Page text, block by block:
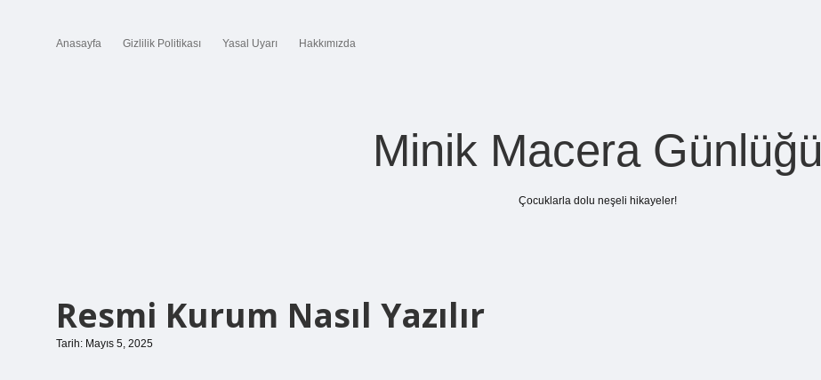
Anasayfa Gizlilik Politikası Yasal Uyarı Hakkımızda
Minik Macera Günlüğü
Çocuklarla dolu neşeli hikayeler!
Resmi Kurum Nasıl Yazılır
Tarih: Mayıs 5, 2025